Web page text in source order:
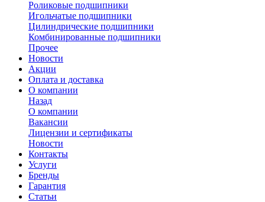
Роликовые подшипники
Игольчатые подшипники
Цилиндрические подшипники
Комбинированные подшипники
Прочее
Новости
Акции
Оплата и доставка
О компании
Назад
О компании
Вакансии
Лицензии и сертификаты
Новости
Контакты
Услуги
Бренды
Гарантия
Статьи